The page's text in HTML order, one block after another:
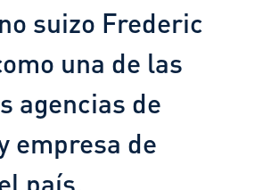
suizo Frederic
una de las
agencias de
empresa de
país.